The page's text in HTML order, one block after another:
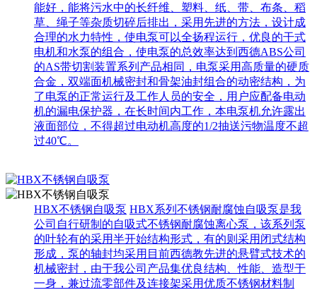
能好，能将污水中的长纤维、塑料、纸、带、布条、稻
草、绳子等杂质切碎后排出，采用先进的方法，设计成
合理的水力特性，使电泵可以全扬程运行，优良的干式
电机和水泵的组合，使电泵的总效率达到西德ABS公司
的AS带切割装置系列产品相同，电泵采用高质量的硬质
合金，双端面机械密封和骨架油封组合的动密结构，为
了电泵的正常运行及工作人员的安全，用户应配备电动
机的漏电保护器，在长时间内工作，本电泵机允许露出
液面部位，不得超过电动机高度的1/2抽送污物温度不超
过40℃。
HBX不锈钢自吸泵 HBX系列不锈钢耐腐蚀自吸泵是我
公司自行研制的自吸式不锈钢耐腐蚀离心泵，该系列泵
的叶轮有的采用半开始结构形式，有的则采用闭式结构
形成，泵的轴封均采用目前西德教先进的悬臂式技术的
机械密封，由于我公司产品集优良结构、性能、造型于
一身，兼过流零部件及连接架采用优质不锈钢材料制